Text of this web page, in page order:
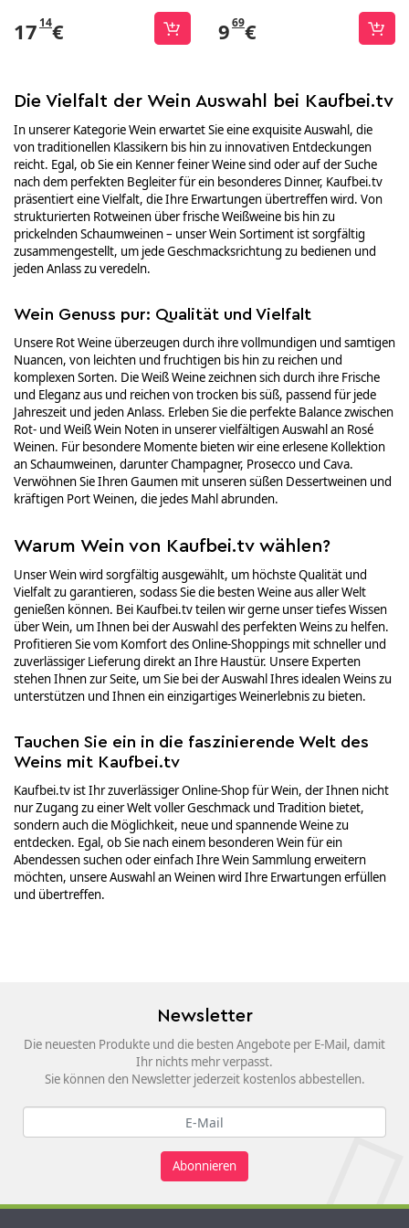
17 14€ 969€
Die Vielfalt der Wein Auswahl bei Kaufbei.tv
In unserer Kategorie Wein erwartet Sie eine exquisite Auswahl, die
von traditionellen Klassikern bis hin zu innovativen Entdeckungen
reicht. Egal, ob Sie ein Kenner feiner Weine sind oder auf der Suche
nach dem perfekten Begleiter für ein besonderes Dinner, Kaufbei.tv
präsentiert eine Vielfalt, die Ihre Erwartungen übertreffen wird. Von
strukturierten Rotweinen über frische Weißweine bis hin zu
prickelnden Schaumweinen – unser Wein Sortiment ist sorgfältig
zusammengestellt, um jede Geschmacksrichtung zu bedienen und
jeden Anlass zu veredeln.
Wein Genuss pur: Qualität und Vielfalt
Unsere Rot Weine überzeugen durch ihre vollmundigen und samtigen
Nuancen, von leichten und fruchtigen bis hin zu reichen und
komplexen Sorten. Die Weiß Weine zeichnen sich durch ihre Frische
und Eleganz aus und reichen von trocken bis süß, passend für jede
Jahreszeit und jeden Anlass. Erleben Sie die perfekte Balance zwischen
Rot- und Weiß Wein Noten in unserer vielfältigen Auswahl an Rosé
Weinen. Für besondere Momente bieten wir eine erlesene Kollektion
an Schaumweinen, darunter Champagner, Prosecco und Cava.
Verwöhnen Sie Ihren Gaumen mit unseren süßen Dessertweinen und
kräftigen Port Weinen, die jedes Mahl abrunden.
Warum Wein von Kaufbei.tv wählen?
Unser Wein wird sorgfältig ausgewählt, um höchste Qualität und
Vielfalt zu garantieren, sodass Sie die besten Weine aus aller Welt
genießen können. Bei Kaufbei.tv teilen wir gerne unser tiefes Wissen
über Wein, um Ihnen bei der Auswahl des perfekten Weins zu helfen.
Profitieren Sie vom Komfort des Online-Shoppings mit schneller und
zuverlässiger Lieferung direkt an Ihre Haustür. Unsere Experten
stehen Ihnen zur Seite, um Sie bei der Auswahl Ihres idealen Weins zu
unterstützen und Ihnen ein einzigartiges Weinerlebnis zu bieten.
Tauchen Sie ein in die faszinierende Welt des
Weins mit Kaufbei.tv
Kaufbei.tv ist Ihr zuverlässiger Online-Shop für Wein, der Ihnen nicht
nur Zugang zu einer Welt voller Geschmack und Tradition bietet,
sondern auch die Möglichkeit, neue und spannende Weine zu
entdecken. Egal, ob Sie nach einem besonderen Wein für ein
Abendessen suchen oder einfach Ihre Wein Sammlung erweitern
möchten, unsere Auswahl an Weinen wird Ihre Erwartungen erfüllen
und übertreffen.
Newsletter
Die neuesten Produkte und die besten Angebote per E-Mail, damit
Ihr nichts mehr verpasst.
Sie können den Newsletter jederzeit kostenlos abbestellen.
Abonnieren